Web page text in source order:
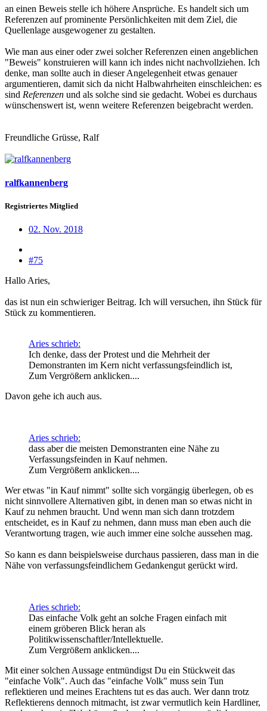
an einen Beweis stelle ich höhere Ansprüche. Es handelt sich um
Referenzen auf prominente Persönlichkeiten mit dem Ziel, die
Quellenlage ausgewogener zu gestalten.
Wie man aus einer oder zwei solcher Referenzen einen angeblichen
"Beweis" konstruieren will kann ich indes nicht nachvollziehen. Ich
denke, man sollte auch in dieser Angelegenheit etwas genauer
argumentieren, damit sich da nicht Halbwahrheiten einschleichen: es
sind Referenzen und als solche sind sie gedacht. Wobei es durchaus
wünschenswert ist, wenn weitere Referenzen beigebracht werden.
Freundliche Grüsse, Ralf
ralfkannenberg
Registriertes Mitglied
02. Nov. 2018
#75
Hallo Aries,
das ist nun ein schwieriger Beitrag. Ich will versuchen, ihn Stück für
Stück zu kommentieren.
Aries schrieb:
Ich denke, dass der Protest und die Mehrheit der
Demonstranten im Kern nicht verfassungsfeindlich ist,
Zum Vergrößern anklicken....
Davon gehe ich auch aus.
Aries schrieb:
dass aber die meisten Demonstranten eine Nähe zu
Verfassungsfeinden in Kauf nehmen.
Zum Vergrößern anklicken....
Wer etwas "in Kauf nimmt" sollte sich vorgängig überlegen, ob es
nicht sinnvollere Alternativen gibt, in denen man so etwas nicht in
Kauf zu nehmen braucht. Und wenn man sich dann trotzdem
entscheidet, es in Kauf zu nehmen, dann muss man eben auch die
Verantwortung tragen, wie auch immer eine solche aussehen mag.
So kann es dann beispielsweise durchaus passieren, dass man in die
Nähe von verfassungsfeindlichem Gedankengut gerückt wird.
Aries schrieb:
Das einfache Volk geht an solche Fragen einfach mit
einem gröberen Blick heran als
Politikwissenschaftler/Intellektuelle.
Zum Vergrößern anklicken....
Mit einer solchen Aussage entmündigst Du ein Stückweit das
"einfache Volk". Auch das "einfache Volk" muss sein Tun
reflektieren und meines Erachtens tut es das auch. Wer dann trotz
Reflektierens dennoch mitmacht, ist zwar vermutlich kein Hardliner,